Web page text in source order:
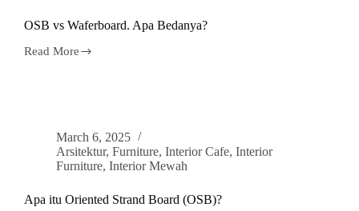
OSB vs Waferboard. Apa Bedanya?
Read More
March 6, 2025
Arsitektur, Furniture, Interior Cafe, Interior
Furniture, Interior Mewah
Apa itu Oriented Strand Board (OSB)?